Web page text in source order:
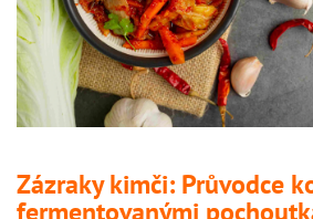
Zázraky kimči: Průvodce
fermentovanými